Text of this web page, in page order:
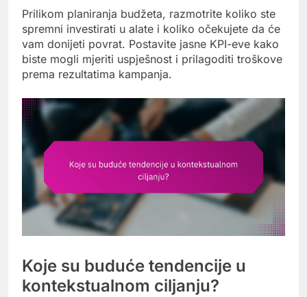
Prilikom planiranja budžeta, razmotrite koliko ste
spremni investirati u alate i koliko očekujete da će
vam donijeti povrat. Postavite jasne KPI-eve kako
biste mogli mjeriti uspješnost i prilagoditi troškove
prema rezultatima kampanja.
Koje su buduće tendencije u
kontekstualnom ciljanju?